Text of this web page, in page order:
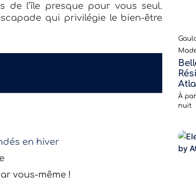
de l’île presque pour vous seul.
qui privilégie le bien-être
en hiver
vous-même !
À
nuit